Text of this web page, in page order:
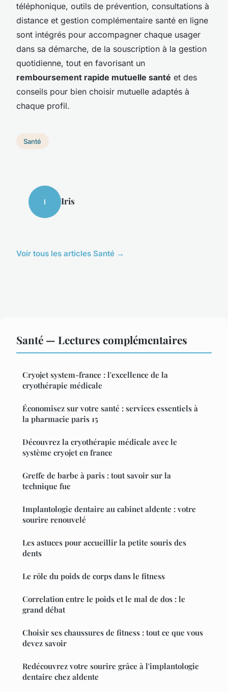
téléphonique, outils de prévention, consultations à
distance et gestion complémentaire santé en ligne
sont intégrés pour accompagner chaque usager
dans sa démarche, de la souscription à la gestion
quotidienne, tout en favorisant un
remboursement rapide mutuelle santé et des
conseils pour bien choisir mutuelle adaptés à
chaque profil.
Santé
I Iris
Voir tous les articles Santé →
Santé — Lectures complémentaires
Cryojet system-france : l'excellence de la
cryothérapie médicale
Économisez sur votre santé : services essentiels à
la pharmacie paris 15
Découvrez la cryothérapie médicale avec le
système cryojet en france
Greffe de barbe à paris : tout savoir sur la
technique fue
Implantologie dentaire au cabinet aldente : votre
sourire renouvelé
Les astuces pour accueillir la petite souris des
dents
Le rôle du poids de corps dans le fitness
Correlation entre le poids et le mal de dos : le
grand débat
Choisir ses chaussures de fitness : tout ce que vous
devez savoir
Redécouvrez votre sourire grâce à l'implantologie
dentaire chez aldente